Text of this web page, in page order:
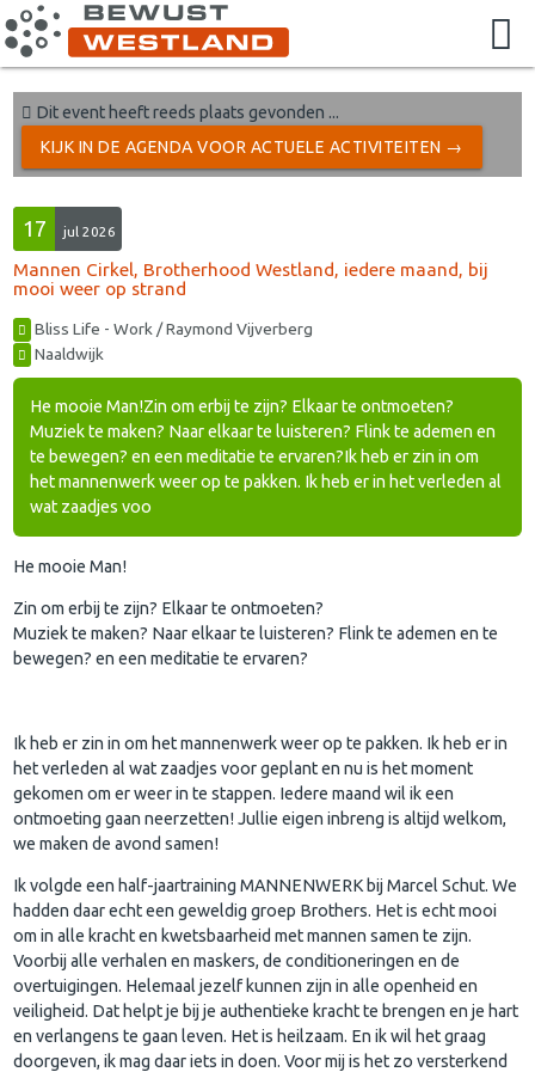
Dit event heeft reeds plaats gevonden ...
KIJK IN DE AGENDA VOOR ACTUELE ACTIVITEITEN →
17 jul 2026
Mannen Cirkel, Brotherhood Westland, iedere maand, bij
mooi weer op strand
Bliss Life - Work / Raymond Vijverberg
Naaldwijk
He mooie Man!Zin om erbij te zijn? Elkaar te ontmoeten?
Muziek te maken? Naar elkaar te luisteren? Flink te ademen en
te bewegen? en een meditatie te ervaren?Ik heb er zin in om
het mannenwerk weer op te pakken. Ik heb er in het verleden al
wat zaadjes voo
He mooie Man!
Zin om erbij te zijn? Elkaar te ontmoeten?
Muziek te maken? Naar elkaar te luisteren? Flink te ademen en te
bewegen? en een meditatie te ervaren?
Ik heb er zin in om het mannenwerk weer op te pakken. Ik heb er in
het verleden al wat zaadjes voor geplant en nu is het moment
gekomen om er weer in te stappen. Iedere maand wil ik een
ontmoeting gaan neerzetten! Jullie eigen inbreng is altijd welkom,
we maken de avond samen!
Ik volgde een half-jaartraining MANNENWERK bij Marcel Schut. We
hadden daar echt een geweldig groep Brothers. Het is echt mooi
om in alle kracht en kwetsbaarheid met mannen samen te zijn.
Voorbij alle verhalen en maskers, de conditioneringen en de
overtuigingen. Helemaal jezelf kunnen zijn in alle openheid en
veiligheid. Dat helpt je bij je authentieke kracht te brengen en je hart
en verlangens te gaan leven. Het is heilzaam. En ik wil het graag
doorgeven, ik mag daar iets in doen. Voor mij is het zo versterkend